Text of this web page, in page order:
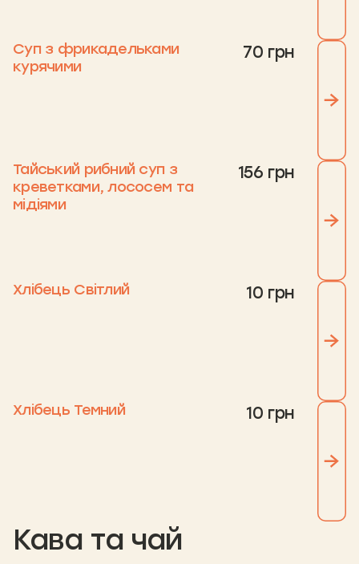
Суп з фрикадельками
курячими
70 грн
Тайський рибний суп з
креветками, лососем та
мідіями
156 грн
Хлібець Світлий 10 грн
Хлібець Темний 10 грн
Кава та чай